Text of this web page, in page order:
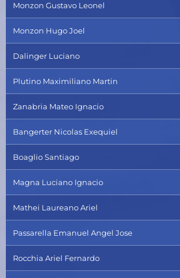
Monzon Gustavo Leonel
Monzon Hugo Joel
Dalinger Luciano
Plutino Maximiliano Martin
Zanabria Mateo Ignacio
Bangerter Nicolas Exequiel
Boaglio Santiago
Magna Luciano Ignacio
Mathei Laureano Ariel
Passarella Emanuel Angel Jose
Rocchia Ariel Fernardo